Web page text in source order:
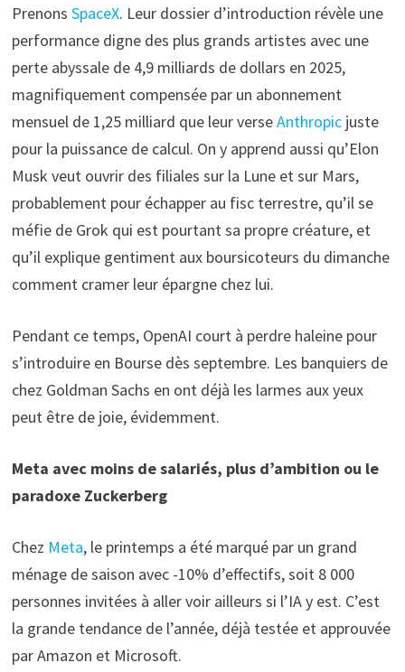
Prenons SpaceX. Leur dossier d’introduction révèle une
performance digne des plus grands artistes avec une
perte abyssale de 4,9 milliards de dollars en 2025,
magnifiquement compensée par un abonnement
mensuel de 1,25 milliard que leur verseAnthropic juste
pour la puissance de calcul. On y apprend aussi qu’Elon
Musk veut ouvrir des filiales sur la Lune et sur Mars,
probablement pour échapper au fisc terrestre, qu’il se
méfie de Grok qui est pourtant sa propre créature, et
qu’il explique gentiment aux boursicoteurs du dimanche
comment cramer leur épargne chez lui.
Pendant ce temps, OpenAI court à perdre haleine pour
s’introduire en Bourse dès septembre. Les banquiers de
chez Goldman Sachs en ont déjà les larmes aux yeux
peut être de joie, évidemment.
Meta avec moins de salariés, plus d’ambition ou le
paradoxe Zuckerberg
Chez Meta, le printemps a été marqué par un grand
ménage de saison avec -10% d’effectifs, soit 8 000
personnes invitées à aller voir ailleurs si l’IA y est. C’est
la grande tendance de l’année, déjà testée et approuvée
par Amazon et Microsoft.